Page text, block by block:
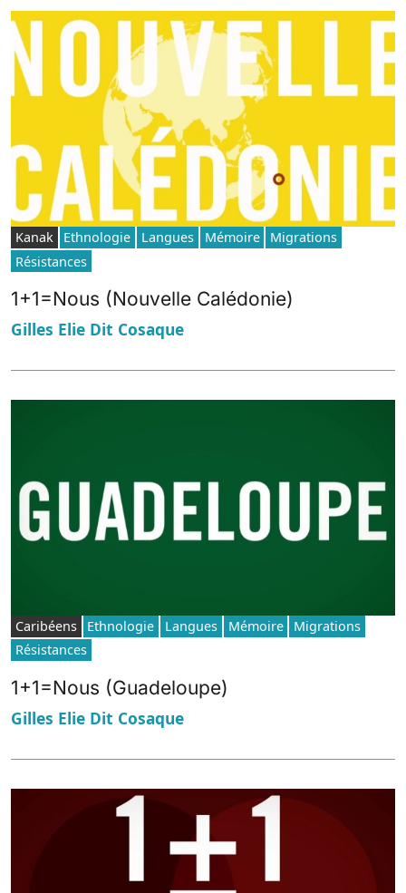
Kanak Ethnologie Langues Mémoire
Migrations
Résistances
1+1=Nous (Nouvelle Calédonie)
Gilles Elie Dit Cosaque
Caribéens Ethnologie Langues Mémoire
Migrations
Résistances
1+1=Nous (Guadeloupe)
Gilles Elie Dit Cosaque